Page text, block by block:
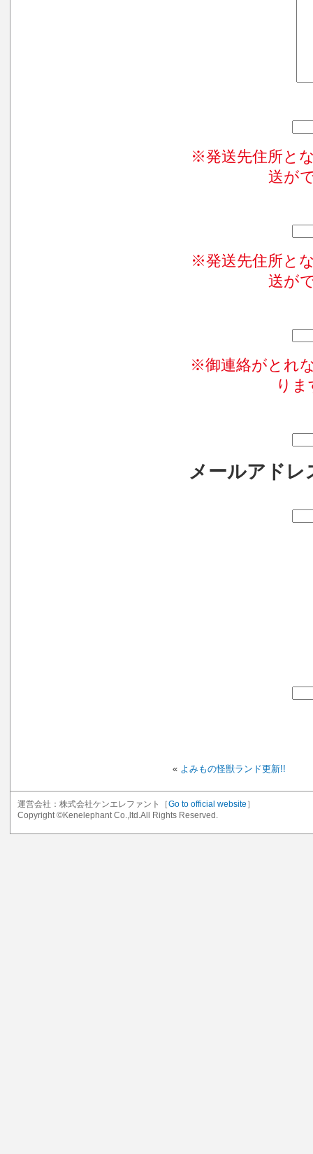
※発送先住所と
送が
※発送先住所と
送が
※御連絡がとれ
り
メールアドレ
« よみもの怪獣ランド更新!!
運営会社：株式会社ケンエレファント［Go to official website ］
Copyright ©Kenelephant Co.,ltd.All Rights Reserved.